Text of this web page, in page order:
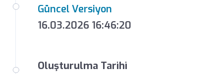
Güncel Versiyon
16.03.2026 16:46:20
Oluşturulma Tarihi